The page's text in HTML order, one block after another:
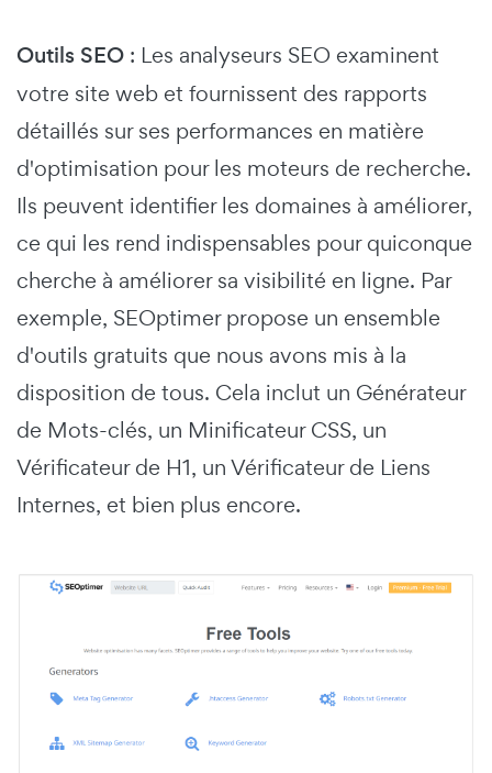
Outils SEO : Les analyseurs SEO examinent
votre site web et fournissent des rapports
détaillés sur ses performances en matière
d'optimisation pour les moteurs de recherche.
Ils peuvent identifier les domaines à améliorer,
ce qui les rend indispensables pour quiconque
cherche à améliorer sa visibilité en ligne. Par
exemple, SEOptimer propose un ensemble
d'outils gratuits que nous avons mis à la
disposition de tous. Cela inclut un Générateur
de Mots-clés, un Minificateur CSS, un
Vérificateur de H1, un Vérificateur de Liens
Internes, et bien plus encore.